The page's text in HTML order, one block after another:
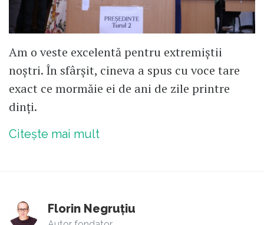
Am o veste excelentă pentru extremiștii
noștri. În sfârșit, cineva a spus cu voce tare
exact ce mormăie ei de ani de zile printre
dinți.
Citește mai mult
Florin Negruțiu